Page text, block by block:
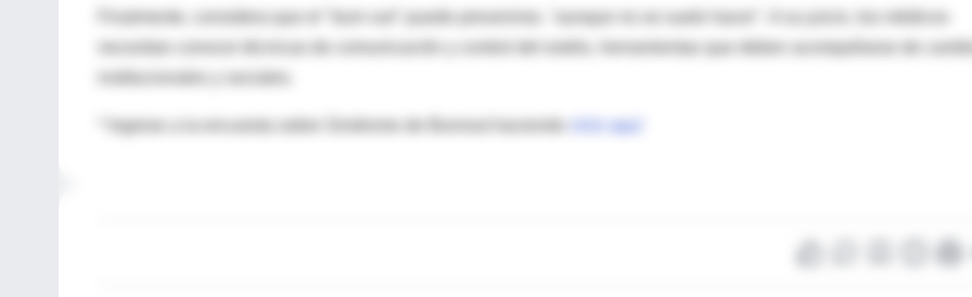
Finalmente, considera que el "burn out" puede prevenirse, "aunque no se suele hacer". A su juicio, los médicos
* Ingrese a la encuesta sobre Sindrome de Burnout haciendo click aquí